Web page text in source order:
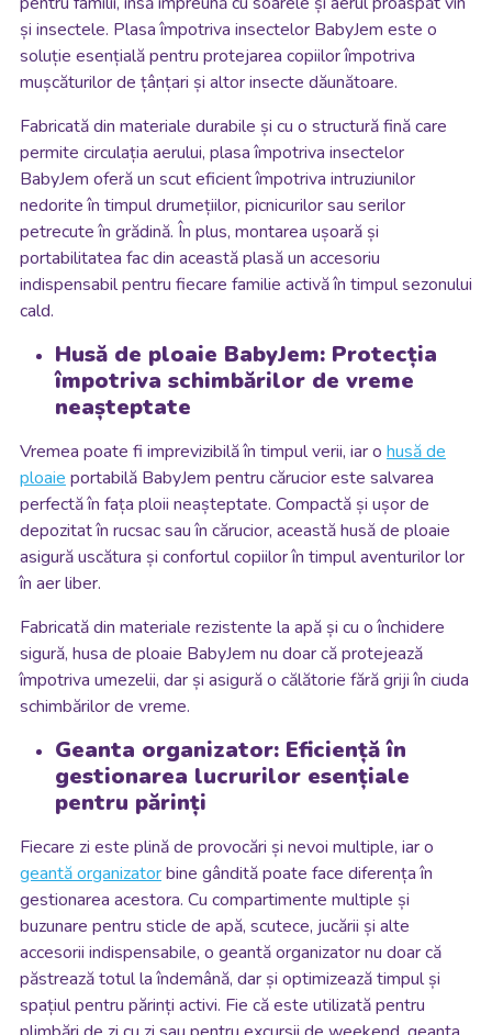
și insectele. Plasa împotriva insectelor BabyJem este o
soluție esențială pentru protejarea copiilor împotriva
mușcăturilor de țânțari și altor insecte dăunătoare.
Fabricată din materiale durabile și cu o structură fină care
permite circulația aerului, plasa împotriva insectelor
BabyJem oferă un scut eficient împotriva intruziunilor
nedorite în timpul drumețiilor, picnicurilor sau serilor
petrecute în grădină. În plus, montarea ușoară și
portabilitatea fac din această plasă un accesoriu
indispensabil pentru fiecare familie activă în timpul sezonului
cald.
Husă de ploaie BabyJem: Protecția
împotriva schimbărilor de vreme
neașteptate
Vremea poate fi imprevizibilă în timpul verii, iar o husă de
ploaie portabilă BabyJem pentru cărucior este salvarea
perfectă în fața ploii neașteptate. Compactă și ușor de
depozitat în rucsac sau în cărucior, această husă de ploaie
asigură uscătura și confortul copiilor în timpul aventurilor lor
în aer liber.
Fabricată din materiale rezistente la apă și cu o închidere
sigură, husa de ploaie BabyJem nu doar că protejează
împotriva umezelii, dar și asigură o călătorie fără griji în ciuda
schimbărilor de vreme.
Geanta organizator: Eficiență în
gestionarea lucrurilor esențiale
pentru părinți
Fiecare zi este plină de provocări și nevoi multiple, iar o
geantă organizatorbine gândită poate face diferența în
gestionarea acestora. Cu compartimente multiple și
buzunare pentru sticle de apă, scutece, jucării și alte
accesorii indispensabile, o geantă organizator nu doar că
păstrează totul la îndemână, dar și optimizează timpul și
spațiul pentru părinți activi. Fie că este utilizată pentru